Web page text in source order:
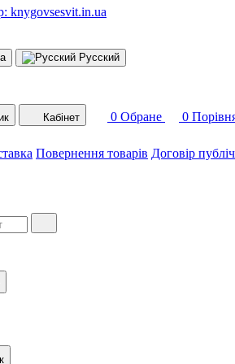
knygovsesvit.in.ua
Русский
Кабінет 0 Обране 0
Повернення товарів Договір